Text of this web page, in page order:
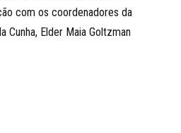
com os coordenadores da
Cunha, Elder Maia Goltzman